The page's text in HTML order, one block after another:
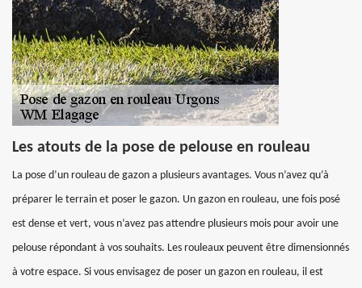
Les atouts de la pose de pelouse en rouleau
La pose d’un rouleau de gazon a plusieurs avantages. Vous n’avez qu’à
préparer le terrain et poser le gazon. Un gazon en rouleau, une fois posé
est dense et vert, vous n’avez pas attendre plusieurs mois pour avoir une
pelouse répondant à vos souhaits. Les rouleaux peuvent être dimensionnés
à votre espace. Si vous envisagez de poser un gazon en rouleau, il est